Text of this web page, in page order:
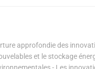
approfondie des
et le stockage